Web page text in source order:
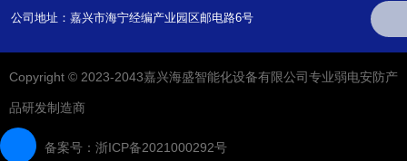
公司地址：嘉兴市海宁经编产业园区邮电路6号
Copyright © 2023-2043嘉兴海盛智能化设备有限公司专业弱电安防产
品研发制造商
备案号：浙ICP备2021000292号